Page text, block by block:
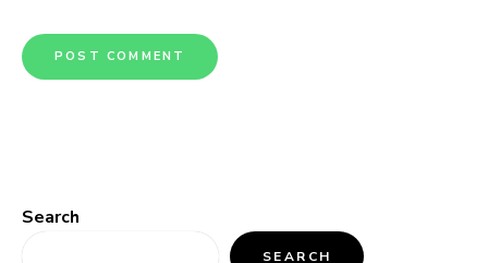
Search
SEARCH